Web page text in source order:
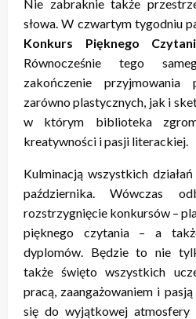
Nie zabraknie także
słowa. W czwartym tygodniu
Konkurs Pięknego
Równocześnie tego
zakończenie
zarówno plastycznych, jak i
w którym biblioteka
kreatywności i pasji literackiej.
Kulminacją wszystkich
października. Wówczas
rozstrzygnięcie konkursów –
pięknego czytania – a
dyplomów. Będzie to nie
także święto wszystkich
pracą, zaangażowaniem i
się do wyjątkowej atmosfery